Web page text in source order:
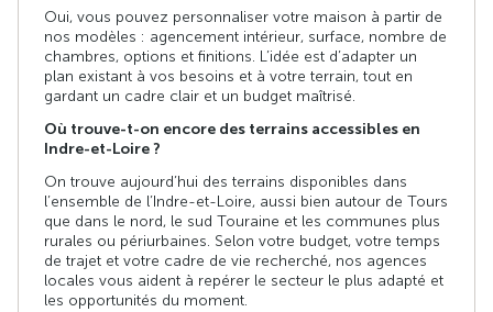
Oui, vous pouvez personnaliser votre maison à partir de
nos modèles : agencement intérieur, surface, nombre de
chambres, options et finitions. L’idée est d’adapter un
plan existant à vos besoins et à votre terrain, tout en
gardant un cadre clair et un budget maîtrisé.
Où trouve-t-on encore des terrains accessibles en
Indre-et-Loire ?
On trouve aujourd’hui des terrains disponibles dans
l’ensemble de l’Indre-et-Loire, aussi bien autour de Tours
que dans le nord, le sud Touraine et les communes plus
rurales ou périurbaines. Selon votre budget, votre temps
de trajet et votre cadre de vie recherché, nos agences
locales vous aident à repérer le secteur le plus adapté et
les opportunités du moment.